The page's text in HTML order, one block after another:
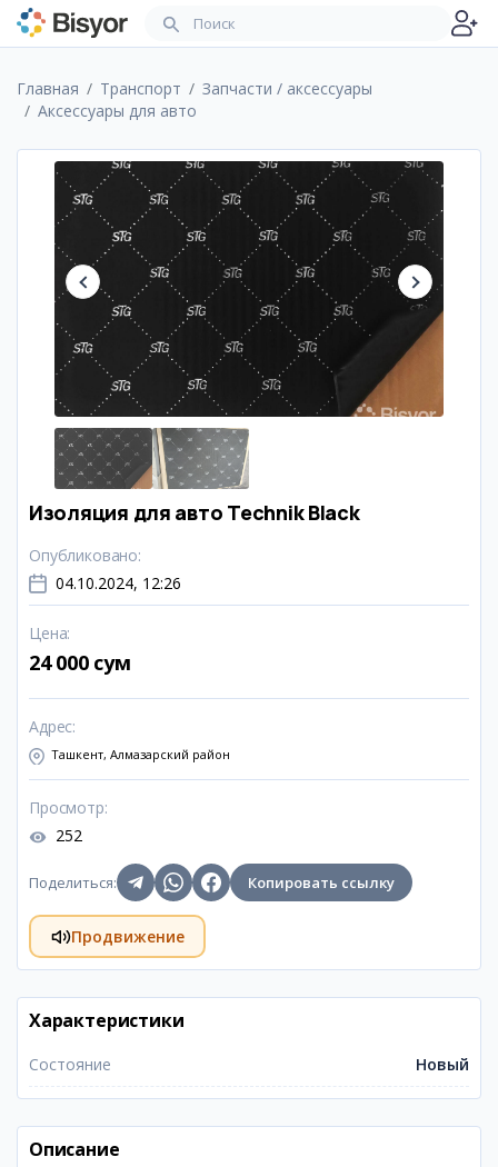
Главная Транспорт
Запчасти / аксессуары
Аксессуары для авто
Изоляция для авто Technik Black
Опубликовано:
04.10.2024, 12:26
Цена:
24 000 сум
Адрес:
Ташкент, Алмазарский район
Просмотр:
252
Поделиться: Копировать ссылку
Продвижение
Характеристики
Состояние Новый
Описание